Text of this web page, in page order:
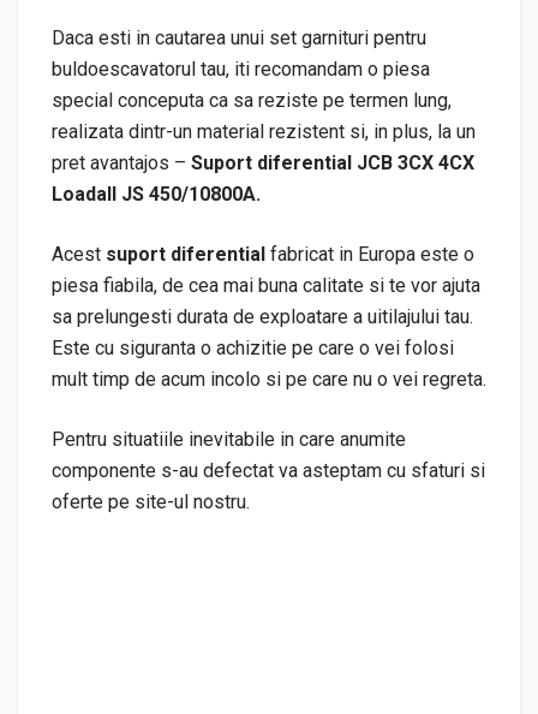
Daca esti in cautarea unui set garnituri pentru
buldoescavatorul tau, iti recomandam o piesa
special conceputa ca sa reziste pe termen lung,
realizata dintr-un material rezistent si, in plus, la un
pret avantajos – Suport diferential JCB 3CX 4CX
Loadall JS 450/10800A.
Acest suport diferential fabricat in Europa este o
piesa fiabila, de cea mai buna calitate si te vor ajuta
sa prelungesti durata de exploatare a uitilajului tau.
Este cu siguranta o achizitie pe care o vei folosi
mult timp de acum incolo si pe care nu o vei regreta.
Pentru situatiile inevitabile in care anumite
componente s-au defectat va asteptam cu sfaturi si
oferte pe site-ul nostru.